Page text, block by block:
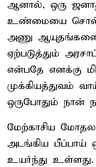
ஆனால், ஒரு
உண்மையை
அணு ஆயுதங்களை
ஏற்படுத்தும்
என்பதே எனக்கு
முக்கியத்துவம்
ஒருபோதும் நான்
மேற்காசிய
அடங்கிய பீப்பாய்
உயர்ந்து